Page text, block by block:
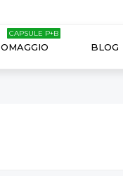
OMAGGIO
CAPSULE P+B
BLOG